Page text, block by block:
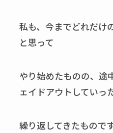
私も、今までどれだけ
と思って
やり始めたものの、途
ェイドアウトしていっ
繰り返してきたものです